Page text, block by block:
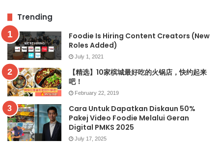
Trending
Foodie Is Hiring Content Creators (New
Roles Added)
July 1, 2021
【精选】10家槟城最好吃的火锅店，快约起来
吧！
February 22, 2019
Cara Untuk Dapatkan Diskaun 50%
Pakej Video Foodie Melalui Geran
Digital PMKS 2025
July 17, 2025